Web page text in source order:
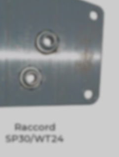
Raccord
SP30/WT24